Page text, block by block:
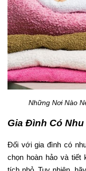
Những Nơi Nào
Gia Đình Có
Đối với gia đình có
chọn hoàn hảo và tiết